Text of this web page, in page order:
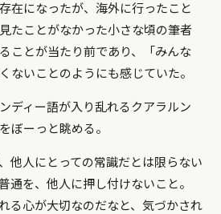
在になったが、海外に行ったこと
たことがなかった小さな頃の筆者
ことが当たり前であり、「みんな
ないことのようにも感じていた。
ディー語が入り乱れるクアラルン
ぼーっと眺める。
他人にとっての常識だとは限らない
通を、他人に押し付けないこと。
る心が大切なのだなと、気づかされ